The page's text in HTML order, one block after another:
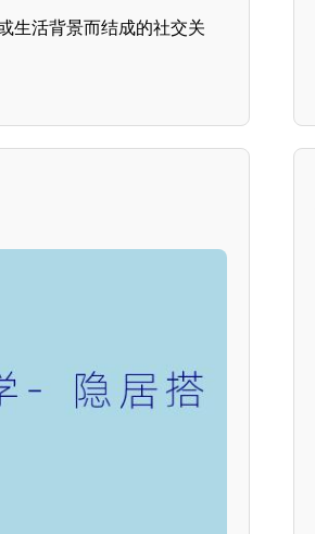
生活背景而结成的社交关